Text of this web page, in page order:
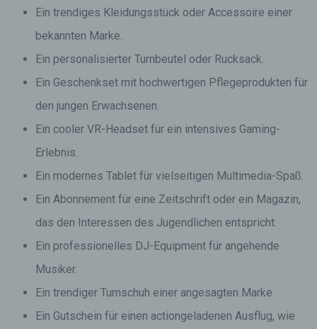
Ein trendiges Kleidungsstück oder Accessoire einer
bekannten Marke.
Ein personalisierter Turnbeutel oder Rucksack.
Ein Geschenkset mit hochwertigen Pflegeprodukten für
den jungen Erwachsenen.
Ein cooler VR-Headset für ein intensives Gaming-
Erlebnis.
Ein modernes Tablet für vielseitigen Multimedia-Spaß.
Ein Abonnement für eine Zeitschrift oder ein Magazin,
das den Interessen des Jugendlichen entspricht.
Ein professionelles DJ-Equipment für angehende
Musiker.
Ein trendiger Turnschuh einer angesagten Marke.
Ein Gutschein für einen actiongeladenen Ausflug, wie